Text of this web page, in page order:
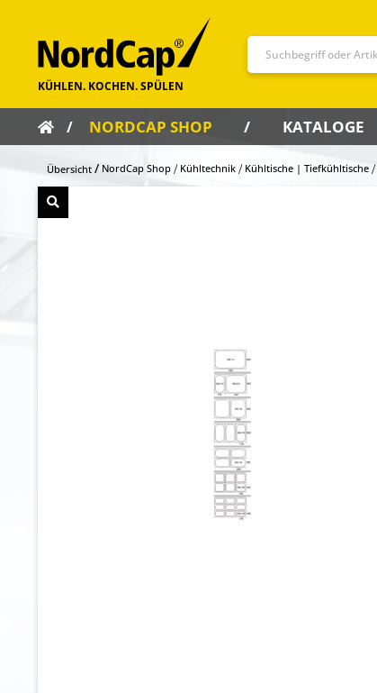
NORDCAP SHOP KATALOGE
Übersicht NordCap Shop Kühltechnik Kühltische | Tiefkühltische